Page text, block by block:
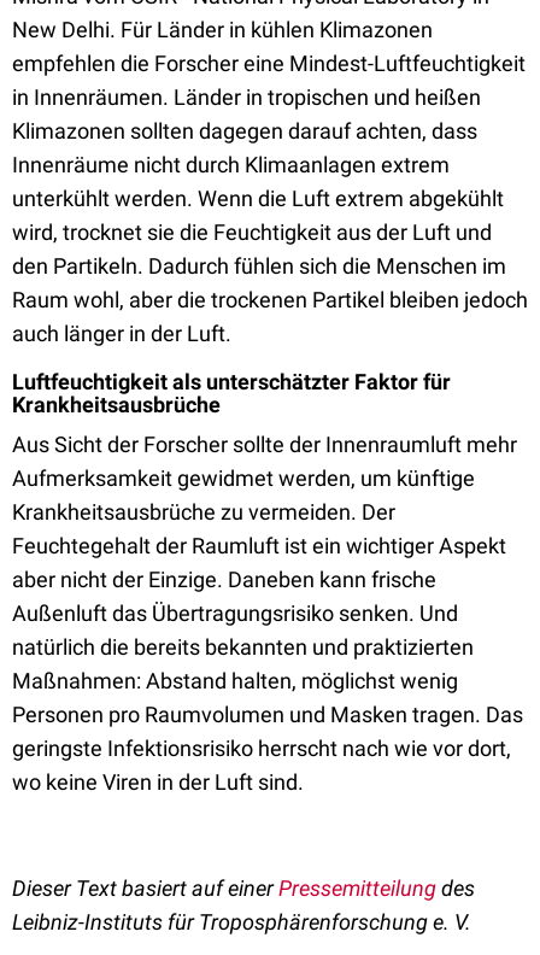
New Delhi. Für Länder in kühlen Klimazonen
empfehlen die Forscher eine Mindest-Luftfeuchtigkeit
in Innenräumen. Länder in tropischen und heißen
Klimazonen sollten dagegen darauf achten, dass
Innenräume nicht durch Klimaanlagen extrem
unterkühlt werden. Wenn die Luft extrem abgekühlt
wird, trocknet sie die Feuchtigkeit aus der Luft und
den Partikeln. Dadurch fühlen sich die Menschen im
Raum wohl, aber die trockenen Partikel bleiben jedoch
auch länger in der Luft.
Luftfeuchtigkeit als unterschätzter Faktor für
Krankheitsausbrüche
Aus Sicht der Forscher sollte der Innenraumluft mehr
Aufmerksamkeit gewidmet werden, um künftige
Krankheitsausbrüche zu vermeiden. Der
Feuchtegehalt der Raumluft ist ein wichtiger Aspekt
aber nicht der Einzige. Daneben kann frische
Außenluft das Übertragungsrisiko senken. Und
natürlich die bereits bekannten und praktizierten
Maßnahmen: Abstand halten, möglichst wenig
Personen pro Raumvolumen und Masken tragen. Das
geringste Infektionsrisiko herrscht nach wie vor dort,
wo keine Viren in der Luft sind.
Dieser Text basiert auf einerPressemitteilungdes
Leibniz-Instituts für Troposphärenforschung e. V.